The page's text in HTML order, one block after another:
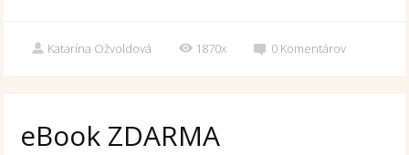
Katarína Ožvoldová 1870x 0 Komentárov
eBook ZDARMA